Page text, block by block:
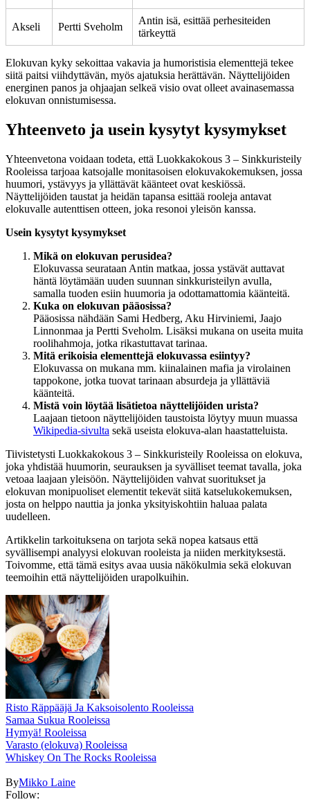
Akseli Pertti Sveholm
Antin isä, esittää perhesiteiden
tärkeyttä
Elokuvan kyky sekoittaa vakavia ja humoristisia elementtejä tekee
siitä paitsi viihdyttävän, myös ajatuksia herättävän. Näyttelijöiden
energinen panos ja ohjaajan selkeä visio ovat olleet avainasemassa
elokuvan onnistumisessa.
Yhteenveto ja usein kysytyt kysymykset
Yhteenvetona voidaan todeta, että Luokkakokous 3 – Sinkkuristeily
Rooleissa tarjoaa katsojalle monitasoisen elokuvakokemuksen, jossa
huumori, ystävyys ja yllättävät käänteet ovat keskiössä.
Näyttelijöiden taustat ja heidän tapansa esittää rooleja antavat
elokuvalle autenttisen otteen, joka resonoi yleisön kanssa.
Usein kysytyt kysymykset
Mikä on elokuvan perusidea?
Elokuvassa seurataan Antin matkaa, jossa ystävät auttavat
häntä löytämään uuden suunnan sinkkuristeilyn avulla,
samalla tuoden esiin huumoria ja odottamattomia käänteitä.
Kuka on elokuvan pääosissa?
Pääosissa nähdään Sami Hedberg, Aku Hirviniemi, Jaajo
Linnonmaa ja Pertti Sveholm. Lisäksi mukana on useita muita
roolihahmoja, jotka rikastuttavat tarinaa.
Mitä erikoisia elementtejä elokuvassa esiintyy?
Elokuvassa on mukana mm. kiinalainen mafia ja virolainen
tappokone, jotka tuovat tarinaan absurdeja ja yllättäviä
käänteitä.
Mistä voin löytää lisätietoa näyttelijöiden urista?
Laajaan tietoon näyttelijöiden taustoista löytyy muun muassa
Wikipedia-sivulta sekä useista elokuva-alan haastatteluista.
Tiivistetysti Luokkakokous 3 – Sinkkuristeily Rooleissa on elokuva,
joka yhdistää huumorin, seurauksen ja syvälliset teemat tavalla, joka
vetoaa laajaan yleisöön. Näyttelijöiden vahvat suoritukset ja
elokuvan monipuoliset elementit tekevät siitä katselukokemuksen,
josta on helppo nauttia ja jonka yksityiskohtiin haluaa palata
uudelleen.
Artikkelin tarkoituksena on tarjota sekä nopea katsaus että
syvällisempi analyysi elokuvan rooleista ja niiden merkityksestä.
Toivomme, että tämä esitys avaa uusia näkökulmia sekä elokuvan
teemoihin että näyttelijöiden urapolkuihin.
Risto Räppääjä Ja Kaksoisolento Rooleissa
Samaa Sukua Rooleissa
Hymyä! Rooleissa
Varasto (elokuva) Rooleissa
Whiskey On The Rocks Rooleissa
ByMikko Laine
Follow: